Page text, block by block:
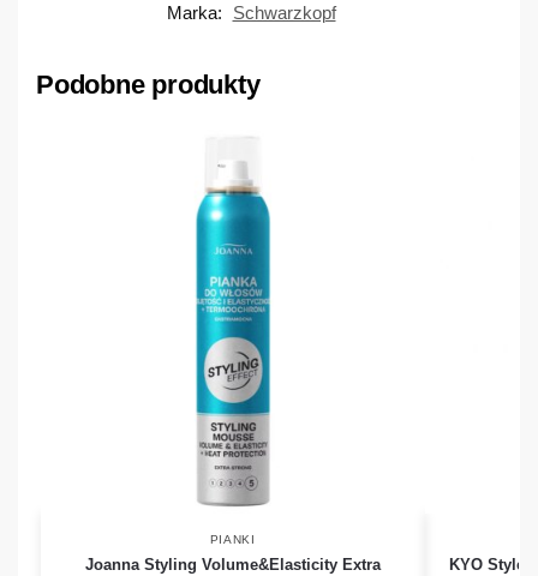
Marka:
Schwarzkopf
Podobne produkty
PIANKI
Joanna Styling Volume&Elasticity Extra
KYO Style